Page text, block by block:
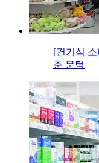
[건기식
춘 문턱